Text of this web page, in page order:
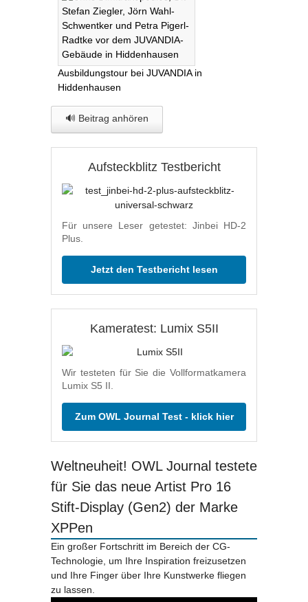
Ausbildungstour bei JUVANDIA in
Hiddenhausen
🔊 Beitrag anhören
Aufsteckblitz Testbericht
Für unsere Leser getestet: Jinbei HD-2
Plus.
Jetzt den Testbericht lesen
Kameratest: Lumix S5II
Wir testeten für Sie die Vollformatkamera
Lumix S5 II.
Zum OWL Journal Test - klick hier
Weltneuheit! OWL Journal testete
für Sie das neue Artist Pro 16
Stift-Display (Gen2) der Marke
XPPen
Ein großer Fortschritt im Bereich der CG-
Technologie, um Ihre Inspiration freizusetzen
und Ihre Finger über Ihre Kunstwerke fliegen
zu lassen.